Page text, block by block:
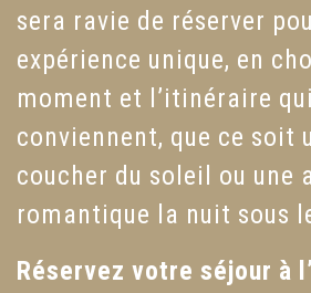
sera ravie de réserver
expérience unique, en
moment et l’itinéraire
conviennent, que ce soit
coucher du soleil ou une
romantique la nuit sous
Réservez votre séjour à